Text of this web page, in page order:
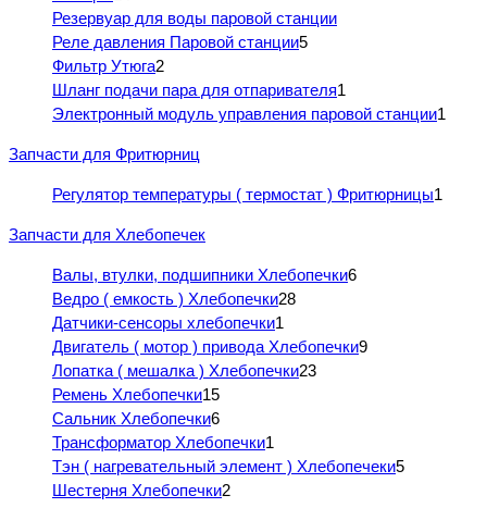
Резервуар для воды паровой станции
Реле давления Паровой станции5
Фильтр Утюга2
Шланг подачи пара для отпаривателя1
Электронный модуль управления паровой станции1
Запчасти для Фритюрниц
Регулятор температуры ( термостат ) Фритюрницы1
Запчасти для Хлебопечек
Валы, втулки, подшипники Хлебопечки6
Ведро ( емкость ) Хлебопечки28
Датчики-сенсоры хлебопечки1
Двигатель ( мотор ) привода Хлебопечки9
Лопатка ( мешалка ) Хлебопечки23
Ремень Хлебопечки15
Сальник Хлебопечки6
Трансформатор Хлебопечки1
Тэн ( нагревательный элемент ) Хлебопечеки5
Шестерня Хлебопечки2